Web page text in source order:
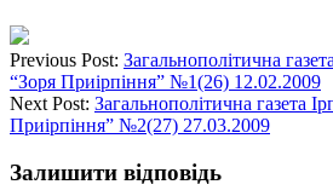
Previous Post: Загальнополітична
“Зоря Приірпіння” №1(26) 12.02.2009
Next Post: Загальнополітична газета
Приірпіння” №2(27) 27.03.2009
Залишити відповідь